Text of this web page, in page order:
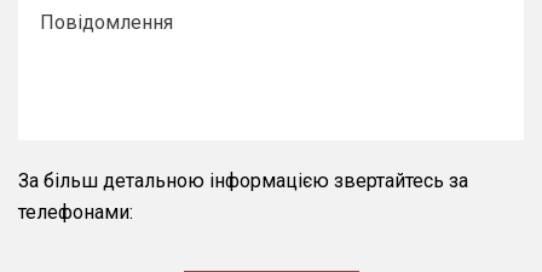
За більш детальною інформацією звертайтесь за
телефонами: